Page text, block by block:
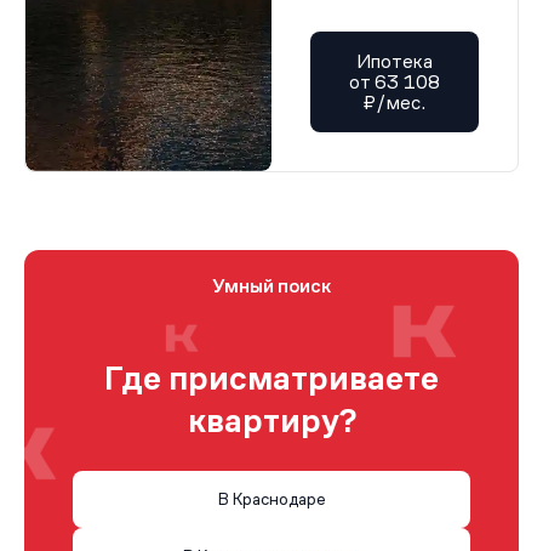
Ипотека
от 63 108
₽/мес.
Умный поиск
Где присматриваете
квартиру?
В Краснодаре